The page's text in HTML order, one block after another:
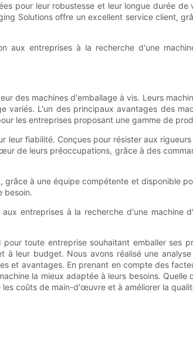
pour leur robustesse et leur longue durée
Solutions offre un excellent service client,
aux entreprises à la recherche d'une
des machines d'emballage à vis. Leurs
variés. L'un des principaux avantages des
les entreprises proposant une gamme de
leur fiabilité. Conçues pour résister aux
de leurs préoccupations, grâce à des
à une équipe compétente et disponible
besoin.
entreprises à la recherche d'une
toute entreprise souhaitant emballer ses
leur budget. Nous avons réalisé une
et avantages. En prenant en compte des
la mieux adaptée à leurs besoins.
coûts de main-d'œuvre et à améliorer la